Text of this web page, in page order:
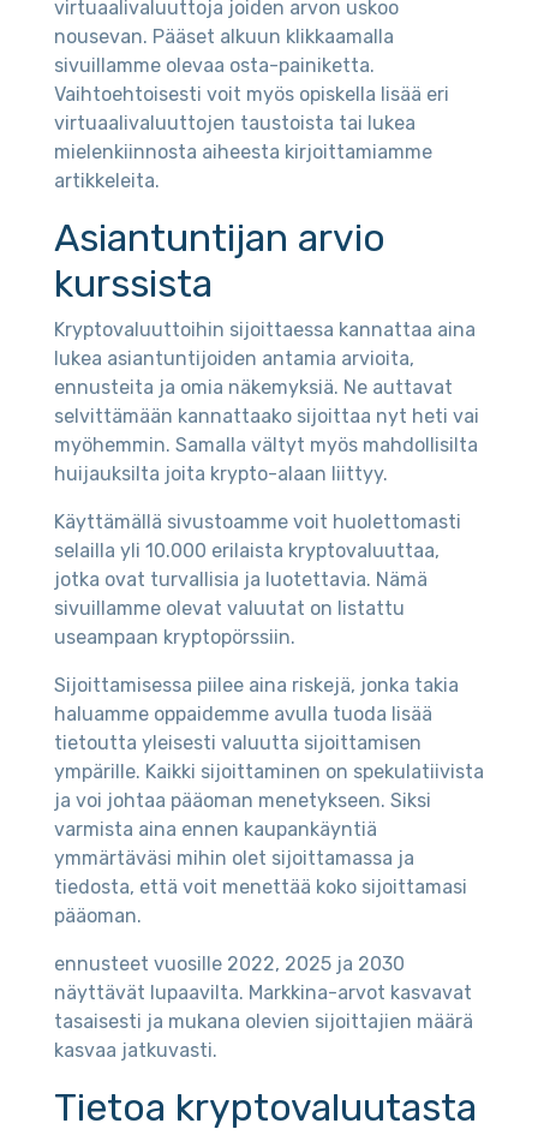
virtuaalivaluuttoja joiden arvon uskoo
nousevan. Pääset alkuun klikkaamalla
sivuillamme olevaa osta-painiketta.
Vaihtoehtoisesti voit myös opiskella lisää eri
virtuaalivaluuttojen taustoista tai lukea
mielenkiinnosta aiheesta kirjoittamiamme
artikkeleita.
Asiantuntijan arvio
kurssista
Kryptovaluuttoihin sijoittaessa kannattaa aina
lukea asiantuntijoiden antamia arvioita,
ennusteita ja omia näkemyksiä. Ne auttavat
selvittämään kannattaako sijoittaa nyt heti vai
myöhemmin. Samalla vältyt myös mahdollisilta
huijauksilta joita krypto-alaan liittyy.
Käyttämällä sivustoamme voit huolettomasti
selailla yli 10.000 erilaista kryptovaluuttaa,
jotka ovat turvallisia ja luotettavia. Nämä
sivuillamme olevat valuutat on listattu
useampaan kryptopörssiin.
Sijoittamisessa piilee aina riskejä, jonka takia
haluamme oppaidemme avulla tuoda lisää
tietoutta yleisesti valuutta sijoittamisen
ympärille. Kaikki sijoittaminen on spekulatiivista
ja voi johtaa pääoman menetykseen. Siksi
varmista aina ennen kaupankäyntiä
ymmärtäväsi mihin olet sijoittamassa ja
tiedosta, että voit menettää koko sijoittamasi
pääoman.
ennusteet vuosille 2022, 2025 ja 2030
näyttävät lupaavilta. Markkina-arvot kasvavat
tasaisesti ja mukana olevien sijoittajien määrä
kasvaa jatkuvasti.
Tietoa kryptovaluutasta